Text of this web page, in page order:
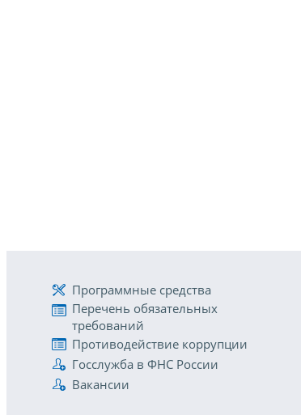
Программные средства
Перечень обязательных
требований
Противодействие коррупции
Госслужба в ФНС России
Вакансии